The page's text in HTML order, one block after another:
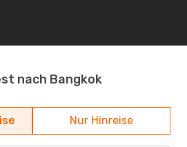
nach Bangkok
Nur Hinreise